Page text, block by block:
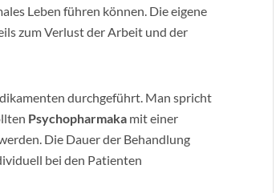
Leben führen können. Die eigene
zum Verlust der Arbeit und der
durchgeführt. Man spricht
Psychopharmaka mit einer
Die Dauer der Behandlung
bei den Patienten